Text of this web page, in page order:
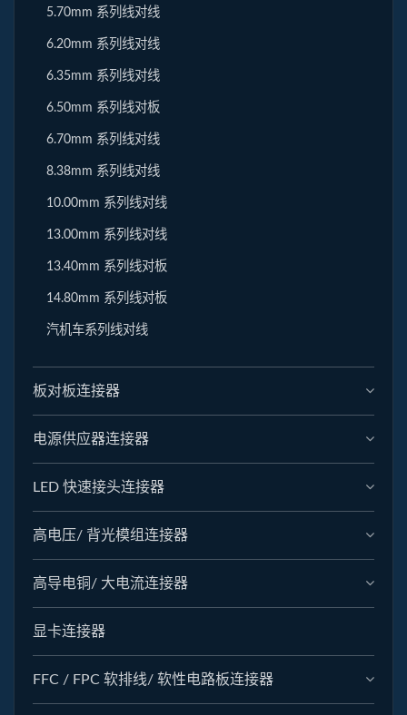
5.70mm 系列线对线
6.20mm 系列线对线
6.35mm 系列线对线
6.50mm 系列线对板
6.70mm 系列线对线
8.38mm 系列线对线
10.00mm 系列线对线
13.00mm 系列线对线
13.40mm 系列线对板
14.80mm 系列线对板
汽机车系列线对线
板对板连接器
电源供应器连接器
LED 快速接头连接器
高电压/ 背光模组连接器
高导电铜/ 大电流连接器
显卡连接器
FFC / FPC 软排线/ 软性电路板连接器